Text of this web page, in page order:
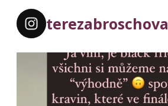
terezabroschova